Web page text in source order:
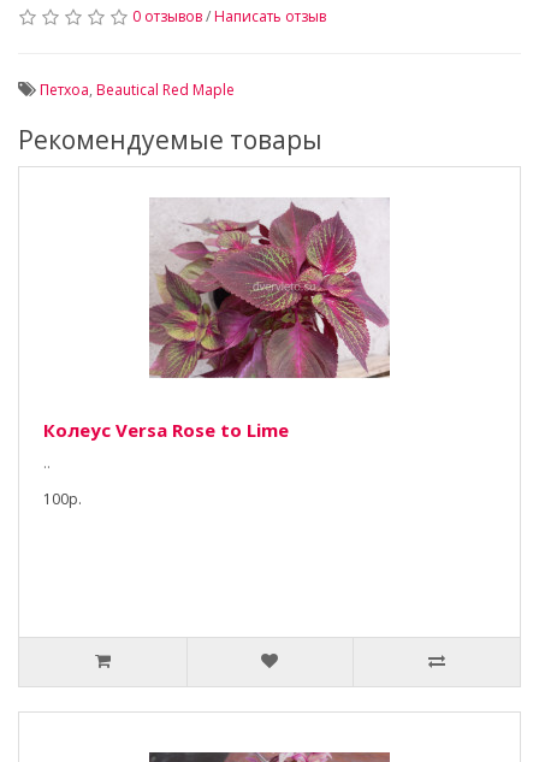
0 отзывов/Написать отзыв
Петхоа, Beautical Red Maple
Рекомендуемые товары
Колеус Versa Rose to Lime
..
100р.